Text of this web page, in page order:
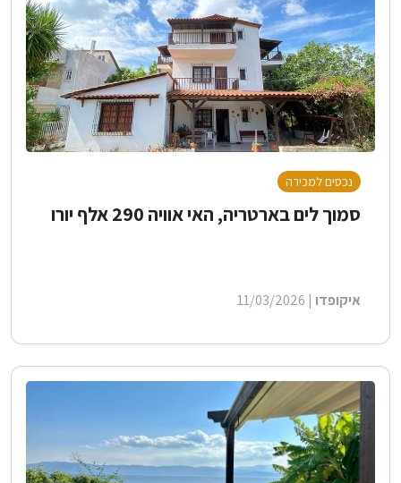
נכסים למכירה
סמוך לים בארטריה, האי אוויה 290 אלף יורו
איקופדו | 11/03/2026